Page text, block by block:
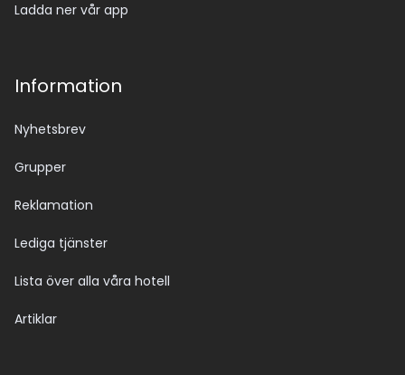
Ladda ner vår app
Information
Nyhetsbrev
Grupper
Reklamation
Lediga tjänster
Lista över alla våra hotell
Artiklar